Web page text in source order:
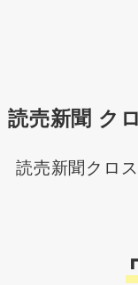
読売新聞 ク
読売新聞クロ